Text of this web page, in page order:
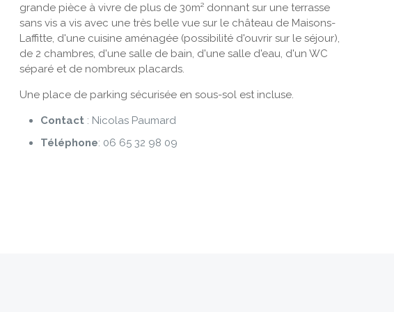
grande pièce à vivre de plus de 30m² donnant sur une terrasse
sans vis a vis avec une très belle vue sur le château de Maisons-
Laffitte, d'une cuisine aménagée (possibilité d'ouvrir sur le séjour),
de 2 chambres, d'une salle de bain, d'une salle d'eau, d'un WC
séparé et de nombreux placards.
Une place de parking sécurisée en sous-sol est incluse.
Contact : Nicolas Paumard
Téléphone: 06 65 32 98 09